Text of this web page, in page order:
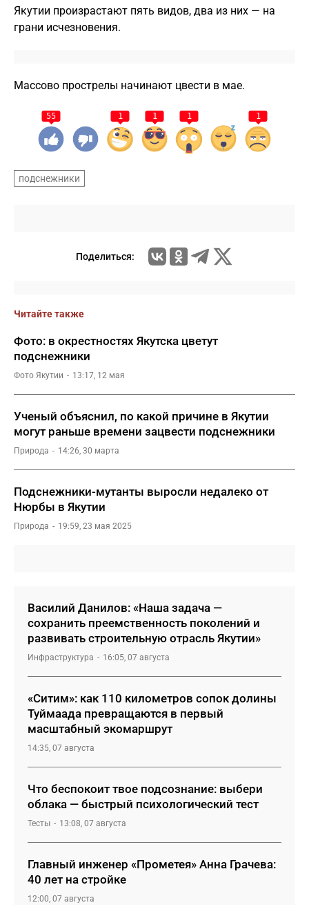
Якутии произрастают пять видов, два из них — на
грани исчезновения.
Массово прострелы начинают цвести в мае.
55 1 1 1 1
подснежники
Поделиться:
Читайте также
Фото: в окрестностях Якутска цветут
подснежники
Фото Якутии 13:17, 12 мая
Ученый объяснил, по какой причине в Якутии
могут раньше времени зацвести подснежники
Природа 14:26, 30 марта
Подснежники-мутанты выросли недалеко от
Нюрбы в Якутии
Природа 19:59, 23 мая 2025
Василий Данилов: «Наша задача —
сохранить преемственность поколений и
развивать строительную отрасль Якутии»
Инфраструктура 16:05, 07 августа
«Ситим»: как 110 километров сопок долины
Туймаада превращаются в первый
масштабный экомаршрут
14:35, 07 августа
Что беспокоит твое подсознание: выбери
облака — быстрый психологический тест
Тесты 13:08, 07 августа
Главный инженер «Прометея» Анна Грачева:
40 лет на стройке
12:00, 07 августа